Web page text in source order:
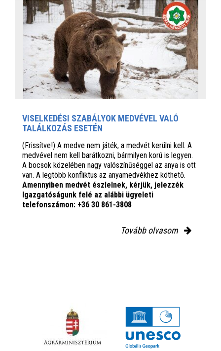
VISELKEDÉSI SZABÁLYOK MEDVÉVEL VALÓ
TALÁLKOZÁS ESETÉN
(Frissítve!) A medve nem játék, a medvét kerülni kell. A
medvével nem kell barátkozni, bármilyen korú is legyen.
A bocsok közelében nagy valószínűséggel az anya is ott
van. A legtöbb konfliktus az anyamedvékhez köthető.
Amennyiben medvét észlelnek, kérjük, jelezzék
Igazgatóságunk felé az alábbi ügyeleti
telefonszámon: +36 30 861-3808
Tovább olvasom